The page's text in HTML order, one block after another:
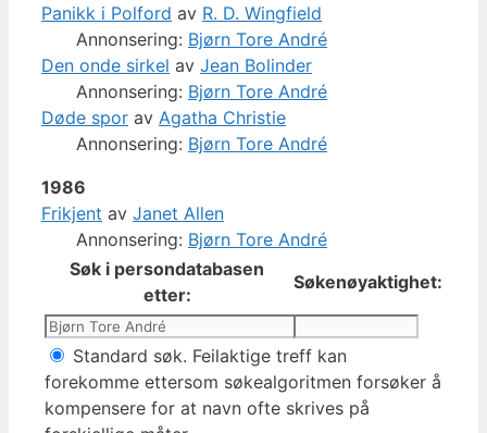
Panikk i Polford av R. D. Wingfield
Annonsering: Bjørn Tore André
Den onde sirkel av Jean Bolinder
Annonsering: Bjørn Tore André
Døde spor av Agatha Christie
Annonsering: Bjørn Tore André
1986
Frikjent av Janet Allen
Annonsering: Bjørn Tore André
Søk i persondatabasen
etter:
Søkenøyaktighet:
Standard søk. Feilaktige treff kan
forekomme ettersom søkealgoritmen forsøker å
kompensere for at navn ofte skrives på